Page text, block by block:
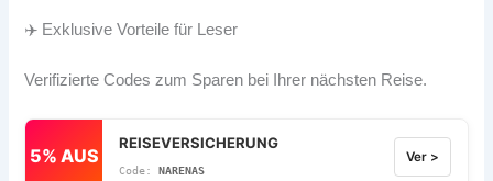
✈️ Exklusive Vorteile für Leser
Verifizierte Codes zum Sparen bei Ihrer nächsten Reise.
5% AUS
REISEVERSICHERUNG
NARENAS
Ver >